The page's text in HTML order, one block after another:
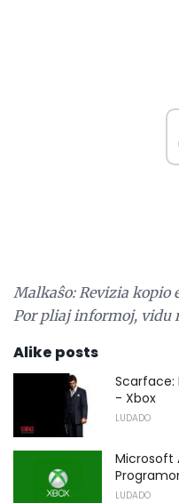
Malkaŝo: Revizia kopio
Por pliaj informoj, vidu
Alike posts
Scarface:
- Xbox
LUDADO
Microsoft
LUDADO